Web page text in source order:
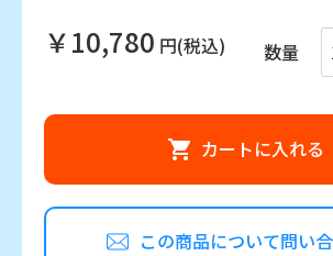
￥10,780 円(税込) 数量
カートに入れる
この商品について問い